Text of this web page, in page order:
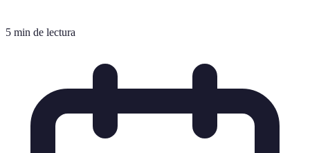
5 min de lectura